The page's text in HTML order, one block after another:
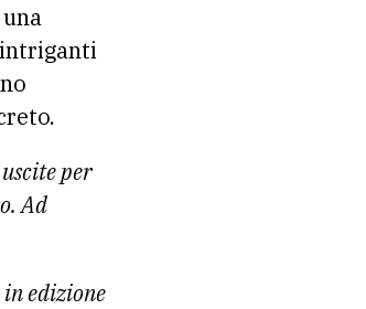
per
Ad
edizione